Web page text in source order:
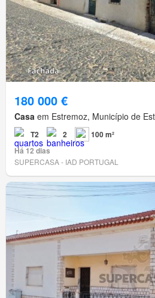
180 000 €
Casa em Estremoz, Município de
T2 2
100 m²
Há 12 dias
SUPERCASA - IAD PORTUGAL